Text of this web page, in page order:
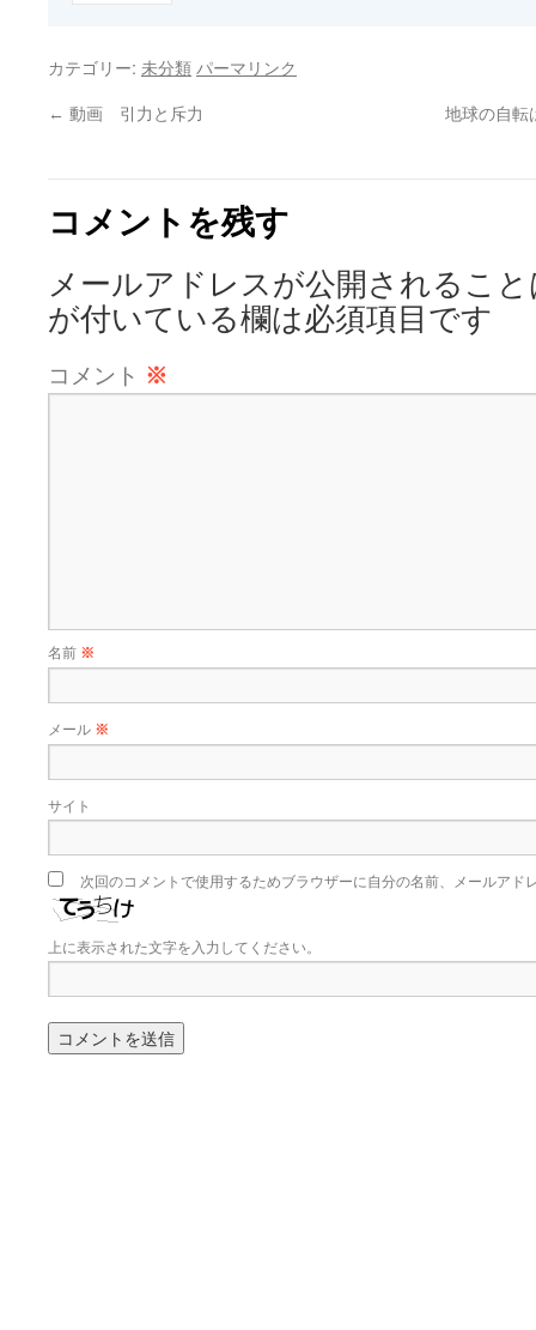
カテゴリー: 未分類 パーマリンク
← 動画 引力と斥力 地球の自転
コメントを残す
メールアドレスが公開されるこ
が付いている欄は必須項目です
コメント ※
名前 ※
メール ※
サイト
次回のコメントで使用するためブラウザーに自分の名前、メールアド
上に表示された文字を入力してください。